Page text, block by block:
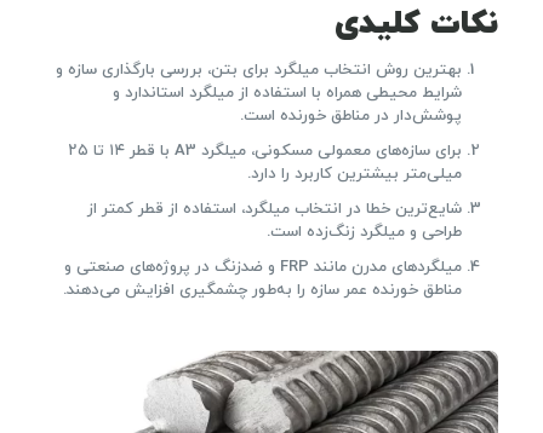
نکات کلیدی
بهترین روش انتخاب میلگرد برای بتن، بررسی بارگذاری سازه و
شرایط محیطی همراه با استفاده از میلگرد استاندارد و
پوشش‌دار در مناطق خورنده است.
برای سازه‌های معمولی مسکونی، میلگرد A3 با قطر ۱۴ تا ۲۵
میلی‌متر بیشترین کاربرد را دارد.
شایع‌ترین خطا در انتخاب میلگرد، استفاده از قطر کمتر از
طراحی و میلگرد زنگ‌زده است.
میلگردهای مدرن مانند FRP و ضدزنگ در پروژه‌های صنعتی و
مناطق خورنده عمر سازه را به‌طور چشمگیری افزایش می‌دهند.